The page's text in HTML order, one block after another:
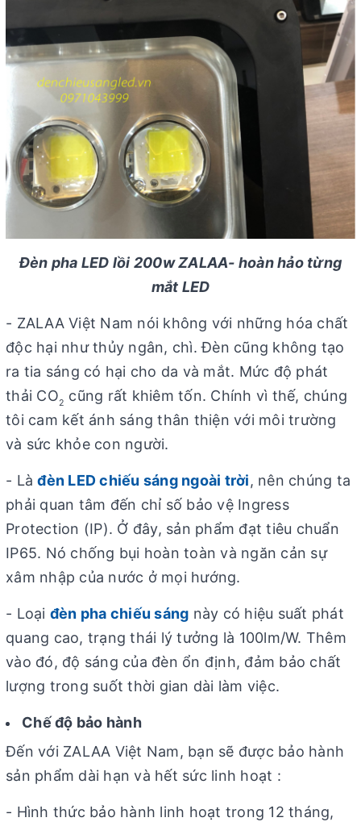
Đèn pha LED lồi 200w ZALAA- hoàn hảo từng
mắt LED
- ZALAA Việt Nam nói không với những hóa chất
độc hại như thủy ngân, chì. Đèn cũng không tạo
ra tia sáng có hại cho da và mắt. Mức độ phát
thải CO2 cũng rất khiêm tốn. Chính vì thế, chúng
tôi cam kết ánh sáng thân thiện với môi trường
và sức khỏe con người.
- Làđèn LED chiếu sáng ngoài trời, nên chúng ta
phải quan tâm đến chỉ số bảo vệ Ingress
Protection (IP). Ở đây, sản phẩm đạt tiêu chuẩn
IP65. Nó chống bụi hoàn toàn và ngăn cản sự
xâm nhập của nước ở mọi hướng.
- Loại đèn pha chiếu sáng này có hiệu suất phát
quang cao, trạng thái lý tưởng là 100lm/W. Thêm
vào đó, độ sáng của đèn ổn định, đảm bảo chất
lượng trong suốt thời gian dài làm việc.
Chế độ bảo hành
Đến với ZALAA Việt Nam, bạn sẽ được bảo hành
sản phẩm dài hạn và hết sức linh hoạt :
- Hình thức bảo hành linh hoạt trong 12 tháng,